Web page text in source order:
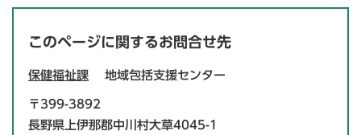
このページに関するお問合せ先
保健福祉課 地域包括支援センター
〒399-3892
長野県上伊那郡中川村大草4045-1